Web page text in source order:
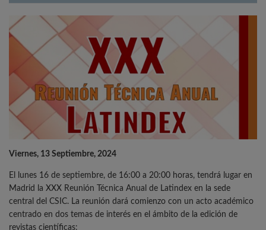
Viernes, 13 Septiembre, 2024
El lunes 16 de septiembre, de 16:00 a 20:00 horas, tendrá lugar en
Madrid la XXX Reunión Técnica Anual de Latindex en la sede
central del CSIC. La reunión dará comienzo con un acto académico
centrado en dos temas de interés en el ámbito de la edición de
revistas científicas: